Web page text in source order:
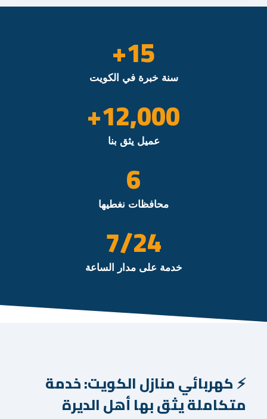
سنة خبرة في الكويت
15
+
عميل يثق بنا
12,000
+
محافظات نغطيها
6
خدمة على مدار الساعة
24
/7
كهربائي منازل الكويت: خدمة
متكاملة يثق بها أهل الديرة